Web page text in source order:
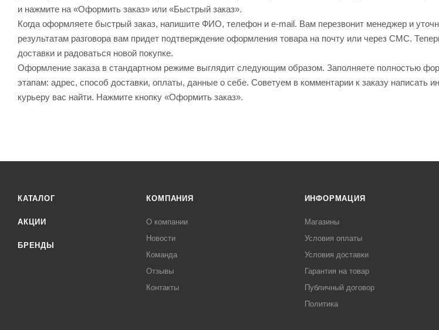
и нажмите на «Оформить заказ» или «Быстрый заказ».
Когда оформляете быстрый заказ, напишите ФИО, телефон и e-mail. Вам перезвонит менеджер и
результатам разговора вам придет подтверждение оформления товара на почту или через СМС.
доставки и радоваться новой покупке.
Оформление заказа в стандартном режиме выглядит следующим образом. Заполняете полностью
этапам: адрес, способ доставки, оплаты, данные о себе. Советуем в комментарии к заказу написать
курьеру вас найти. Нажмите кнопку «Оформить заказ».
КАТАЛОГ
АКЦИИ
БРЕНДЫ
КОМПАНИЯ
О компании
Новости
Команда
Отзывы
Контакты
ИНФОРМАЦИЯ
Магазины
Условия оплаты
Условия доставки
Гарантия на товар
Публичный договор
Политика